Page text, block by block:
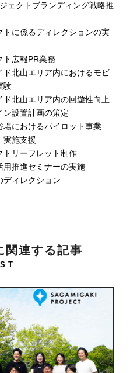
ェクトブランディング戦略推
トに係るディレクションの実
ト広報PR業務
ド北山エリア内におけるモビ
験
ド北山エリア内の回遊性向上
ン設置計画の策定
場におけるパイロット事業
実施支援
トリーフレット制作
用推進セミナーの実施
ディレクション
関連する記事